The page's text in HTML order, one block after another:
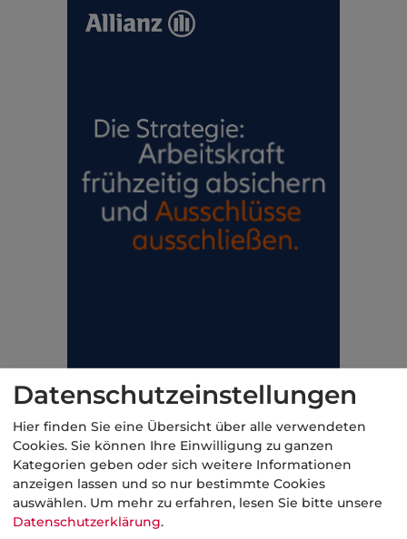
Datenschutzeinstellungen
Hier finden Sie eine Übersicht über alle verwendeten
Cookies. Sie können Ihre Einwilligung zu ganzen
Kategorien geben oder sich weitere Informationen
anzeigen lassen und so nur bestimmte Cookies
auswählen. Um mehr zu erfahren, lesen Sie bitte unsere
Datenschutzerklärung.